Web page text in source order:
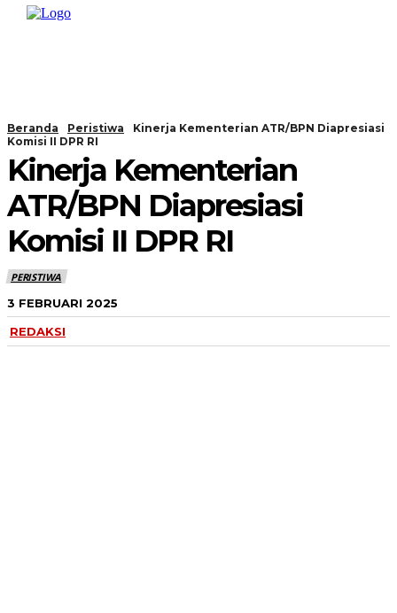
Beranda Peristiwa
Kinerja Kementerian ATR/BPN Diapresiasi
Komisi II DPR RI
Kinerja Kementerian
ATR/BPN Diapresiasi
Komisi II DPR RI
PERISTIWA
3 FEBRUARI 2025
REDAKSI